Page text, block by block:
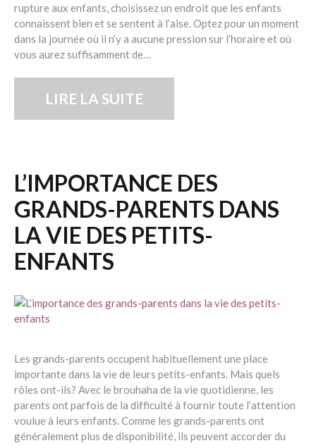
rupture aux enfants, choisissez un endroit que les enfants
connaissent bien et se sentent à l’aise. Optez pour un moment
dans la journée où il n’y a aucune pression sur l’horaire et où
vous aurez suffisamment de…
LIRE LA SUITE
L’IMPORTANCE DES
GRANDS-PARENTS DANS
LA VIE DES PETITS-
ENFANTS
Les grands-parents occupent habituellement une place
importante dans la vie de leurs petits-enfants. Mais quels
rôles ont-ils? Avec le brouhaha de la vie quotidienne, les
parents ont parfois de la difficulté à fournir toute l’attention
voulue à leurs enfants. Comme les grands-parents ont
généralement plus de disponibilité, ils peuvent accorder du